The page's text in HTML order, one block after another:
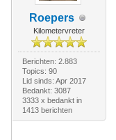
Roepers
Kilometervreter
Berichten: 2.883
Topics: 90
Lid sinds: Apr 2017
Bedankt: 3087
3333 x bedankt in
1413 berichten